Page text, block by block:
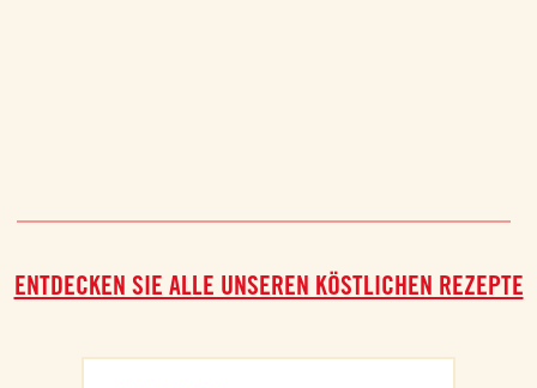
ENTDECKEN SIE ALLE UNSEREN KÖSTLICHEN REZEPTE